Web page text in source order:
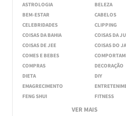
ASTROLOGIA
BELEZA
BEM-ESTAR
CABELOS
CELEBRIDADES
CLIPPING
COISAS DA BAHIA
COISAS DA JU
COISAS DE JEE
COISAS DO
COMES E BEBES
COMPRAS
DECORAÇÃO
DIETA
DIY
EMAGRECIMENTO
FENG SHUI
FITNESS
VER MAIS